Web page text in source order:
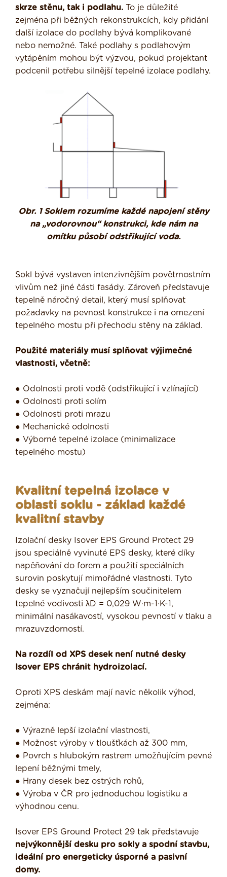
skrze stěnu, tak i podlahu. To je důležité
zejména při běžných rekonstrukcích, kdy přidání
další izolace do podlahy bývá komplikované
nebo nemožné. Také podlahy s podlahovým
vytápěním mohou být výzvou, pokud projektant
podcenil potřebu silnější tepelné izolace podlahy.
Obr. 1 Soklem rozumíme každé napojení stěny
na „vodorovnou“ konstrukci, kde nám na
omítku působí odstřikující voda.
Sokl bývá vystaven intenzivnějším povětrnostním
vlivům než jiné části fasády. Zároveň představuje
tepelně náročný detail, který musí splňovat
požadavky na pevnost konstrukce i na omezení
tepelného mostu při přechodu stěny na základ.
Použité materiály musí splňovat výjimečné
vlastnosti, včetně:
● Odolnosti proti vodě (odstřikující i vzlínající)
● Odolnosti proti solím
● Odolnosti proti mrazu
● Mechanické odolnosti
● Výborné tepelné izolace (minimalizace
tepelného mostu)
Kvalitní tepelná izolace v
oblasti soklu - základ každé
kvalitní stavby
Izolační desky Isover EPS Ground Protect 29
jsou speciálně vyvinuté EPS desky, které díky
napěňování do forem a použití speciálních
surovin poskytují mimořádné vlastnosti. Tyto
desky se vyznačují nejlepším součinitelem
tepelné vodivosti λD = 0,029 W·m-1·K-1,
minimální nasákavostí, vysokou pevností v tlaku a
mrazuvzdorností.
Na rozdíl od XPS desek není nutné desky
Isover EPS chránit hydroizolací.
Oproti XPS deskám mají navíc několik výhod,
zejména:
● Výrazně lepší izolační vlastnosti,
● Možnost výroby v tloušťkách až 300 mm,
● Povrch s hlubokým rastrem umožňujícím pevné
lepení běžnými tmely,
● Hrany desek bez ostrých rohů,
● Výroba v ČR pro jednoduchou logistiku a
výhodnou cenu.
Isover EPS Ground Protect 29 tak představuje
nejvýkonnější desku pro sokly a spodní stavbu,
ideální pro energeticky úsporné a pasivní
domy.